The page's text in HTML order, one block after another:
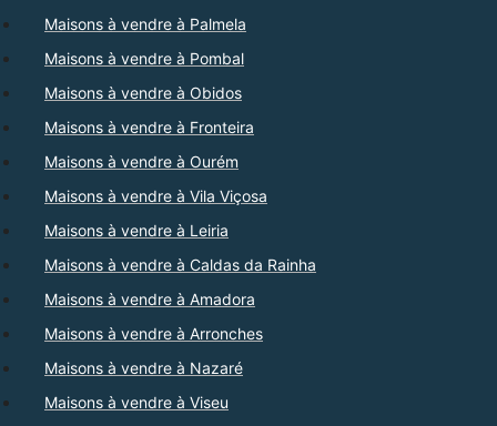
Maisons à vendre à Palmela
Maisons à vendre à Pombal
Maisons à vendre à Obidos
Maisons à vendre à Fronteira
Maisons à vendre à Ourém
Maisons à vendre à Vila Viçosa
Maisons à vendre à Leiria
Maisons à vendre à Caldas da Rainha
Maisons à vendre à Amadora
Maisons à vendre à Arronches
Maisons à vendre à Nazaré
Maisons à vendre à Viseu